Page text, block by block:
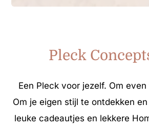
Pleck
Een Pleck voor jezelf. Om
Om je eigen stijl te ontdekken
leuke cadeautjes en lekkere